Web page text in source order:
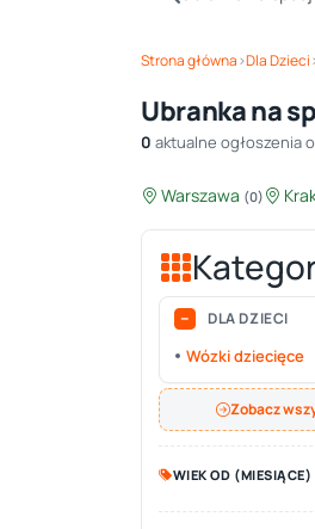
Strona główna›Dla Dzieci
Ubranka na
0 aktualne ogłoszenia
Warszawa (0)
DLA DZIECI
Wózki dziecięce
Zobacz
WIEK OD (MIESIĄCE)